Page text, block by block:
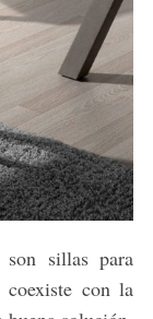
sillas para
coexiste con la